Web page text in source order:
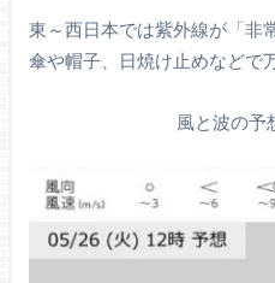
東～西日本では紫外線が「非
傘や帽子、日焼け止めなどで
風と波の予